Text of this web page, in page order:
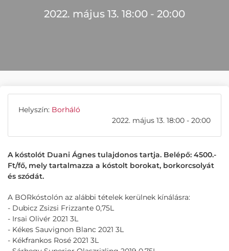
2022. május 13. 18:00 - 20:00
Helyszín: Borháló
2022. május 13. 18:00 - 20:00
A kóstolót Duani Ágnes tulajdonos tartja. Belépő: 4500.-
Ft/fő, mely tartalmazza a kóstolt borokat, borkorcsolyát
és szódát.
A BORkóstolón az alábbi tételek kerülnek kínálásra:
- Dubicz Zsizsi Frizzante 0,75L
- Irsai Olivér 2021 3L
- Kékes Sauvignon Blanc 2021 3L
- Kékfrankos Rosé 2021 3L